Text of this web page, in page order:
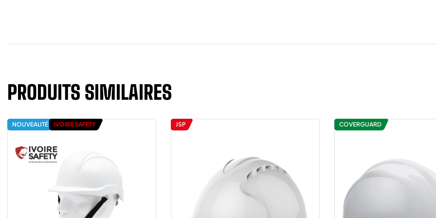
PRODUITS SIMILAIRES
NOUVEAUTÉ IVOIRE SAFETY JSP COVERGUARD